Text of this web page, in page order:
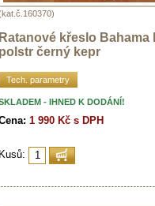
Ratanové křeslo Bahama
polstr černý kepr
Tech. parametry
- IHNED K DODÁNÍ!
1 990 Kč s DPH
Kusů: